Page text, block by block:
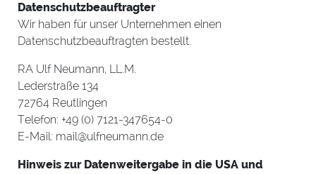
Datenschutzbeauftragter
Wir haben für unser Unternehmen einen
Datenschutzbeauftragten bestellt.
RA Ulf Neumann, LL.M.
Lederstraße 134
72764 Reutlingen
Telefon: +49 (0) 7121-347654-0
E-Mail: mail@ulfneumann.de
Hinweis zur Datenweitergabe in die USA und